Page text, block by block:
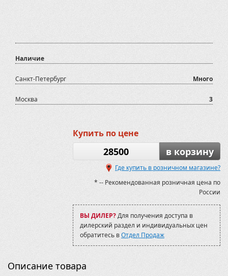
Наличие
Санкт-Петербург Много
Москва 3
Купить по цене
28500 в корзину
Где купить в розничном магазине?
* -- Рекомендованная розничная цена по
России
ВЫ ДИЛЕР?Для получения доступа в
дилерский раздел и индивидуальных цен
обратитесь вОтдел Продаж
Описание товара